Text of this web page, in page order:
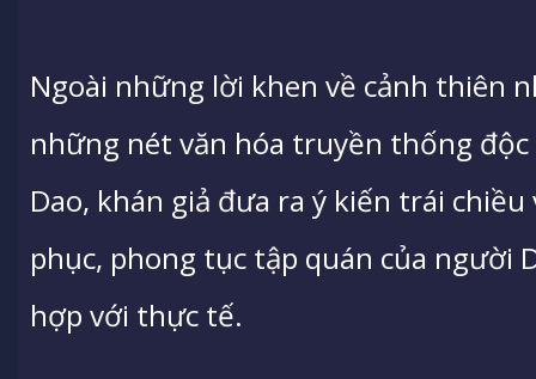
Ngoài những lời khen về cảnh thiên
những nét văn hóa truyền thống
Dao, khán giả đưa ra ý kiến trái
phục, phong tục tập quán của người
hợp với thực tế.